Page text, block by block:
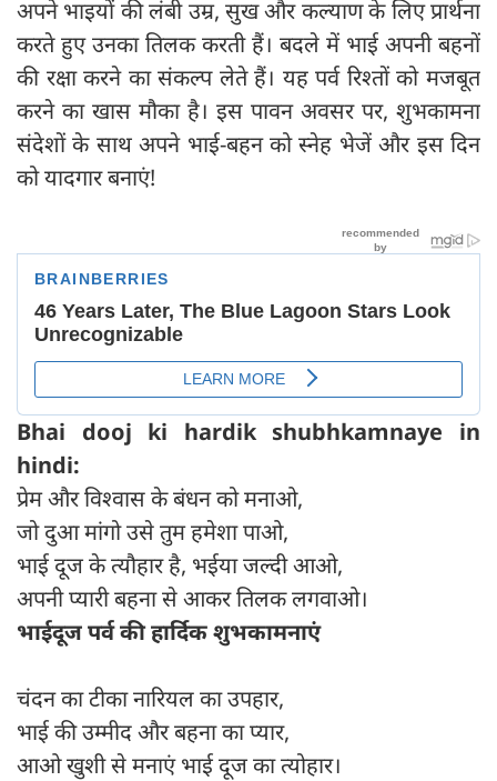
अपने भाइयों की लंबी उम्र, सुख और कल्याण के लिए प्रार्थना
करते हुए उनका तिलक करती हैं। बदले में भाई अपनी बहनों
की रक्षा करने का संकल्प लेते हैं। यह पर्व रिश्तों को मजबूत
करने का खास मौका है। इस पावन अवसर पर, शुभकामना
संदेशों के साथ अपने भाई-बहन को स्नेह भेजें और इस दिन
को यादगार बनाएं!
Bhai dooj ki hardik shubhkamnaye in
hindi:
प्रेम और विश्वास के बंधन को मनाओ,
जो दुआ मांगो उसे तुम हमेशा पाओ,
भाई दूज के त्यौहार है, भईया जल्दी आओ,
अपनी प्यारी बहना से आकर तिलक लगवाओ।
भाईदूज पर्व की हार्दिक शुभकामनाएं
चंदन का टीका नारियल का उपहार,
भाई की उम्मीद और बहना का प्यार,
आओ खुशी से मनाएं भाई दूज का त्योहार।